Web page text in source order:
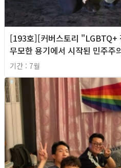
[193호][커버스토리 "LGBTQ+
무모한 용기에서 시작된 민주주
기간 : 7월